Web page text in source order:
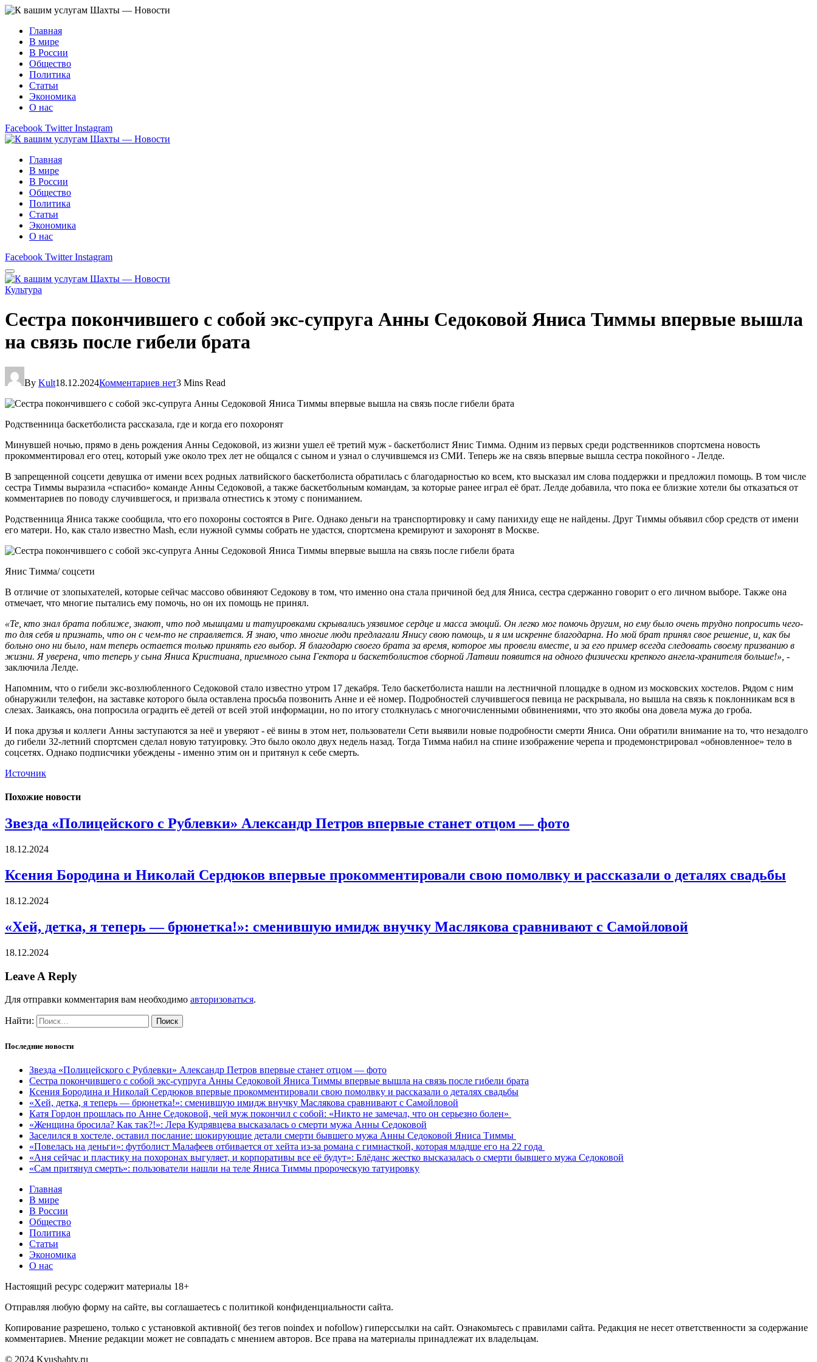
Главная
В мире
В России
Общество
Политика
Статьи
Экономика
О нас
Facebook Twitter Instagram
Главная
В мире
В России
Общество
Политика
Статьи
Экономика
О нас
Facebook Twitter Instagram
Культура
Сестра покончившего с собой экс-супруга Анны Седоковой Яниса Тиммы впервые вышла
на связь после гибели брата
By Kult18.12.2024Комментариев нет3 Mins Read
Родственница баскетболиста рассказала, где и когда его похоронят
Минувшей ночью, прямо в день рождения Анны Седоковой, из жизни ушел её третий муж - баскетболист Янис Тимма. Одним из первых среди родственников спортсмена новость
прокомментировал его отец, который уже около трех лет не общался с сыном и узнал о случившемся из СМИ. Теперь же на связь впервые вышла сестра покойного - Лелде.
В запрещенной соцсети девушка от имени всех родных латвийского баскетболиста обратилась с благодарностью ко всем, кто высказал им слова поддержки и предложил помощь. В том числе
сестра Тиммы выразила «спасибо» команде Анны Седоковой, а также баскетбольным командам, за которые ранее играл её брат. Лелде добавила, что пока ее близкие хотели бы отказаться от
комментариев по поводу случившегося, и призвала отнестись к этому с пониманием.
Родственница Яниса также сообщила, что его похороны состоятся в Риге. Однако деньги на транспортировку и саму панихиду еще не найдены. Друг Тиммы объявил сбор средств от имени
его матери. Но, как стало известно Mash, если нужной суммы собрать не удастся, спортсмена кремируют и захоронят в Москве.
Янис Тимма/ соцсети
В отличие от злопыхателей, которые сейчас массово обвиняют Седокову в том, что именно она стала причиной бед для Яниса, сестра сдержанно говорит о его личном выборе. Также она
отмечает, что многие пытались ему помочь, но он их помощь не принял.
«Те, кто знал брата поближе, знают, что под мышцами и татуировками скрывались уязвимое сердце и масса эмоций. Он легко мог помочь другим, но ему было очень трудно попросить чего-
то для себя и признать, что он с чем-то не справляется. Я знаю, что многие люди предлагали Янису свою помощь, и я им искренне благодарна. Но мой брат принял свое решение, и, как бы
больно оно ни было, нам теперь остается только принять его выбор. Я благодарю своего брата за время, которое мы провели вместе, и за его пример всегда следовать своему призванию в
жизни. Я уверена, что теперь у сына Яниса Кристиана, приемного сына Гектора и баскетболистов сборной Латвии появится на одного физически крепкого ангела-хранителя больше!», -
заключила Лелде.
Напомним, что о гибели экс-возлюбленного Седоковой стало известно утром 17 декабря. Тело баскетболиста нашли на лестничной площадке в одном из московских хостелов. Рядом с ним
обнаружили телефон, на заставке которого была оставлена просьба позвонить Анне и её номер. Подробностей случившегося певица не раскрывала, но вышла на связь к поклонникам вся в
слезах. Заикаясь, она попросила оградить её детей от всей этой информации, но по итогу столкнулась с многочисленными обвинениями, что это якобы она довела мужа до гроба.
И пока друзья и коллеги Анны заступаются за неё и уверяют - её вины в этом нет, пользователи Сети выявили новые подробности смерти Яниса. Они обратили внимание на то, что незадолго
до гибели 32-летний спортсмен сделал новую татуировку. Это было около двух недель назад. Тогда Тимма набил на спине изображение черепа и продемонстрировал «обновленное» тело в
соцсетях. Однако подписчики убеждены - именно этим он и притянул к себе смерть.
Источник
Похожие новости
Звезда «Полицейского с Рублевки» Александр Петров впервые станет отцом — фото
18.12.2024
Ксения Бородина и Николай Сердюков впервые прокомментировали свою помолвку и рассказали о деталях свадьбы
18.12.2024
«Хей, детка, я теперь — брюнетка!»: сменившую имидж внучку Маслякова сравнивают с Самойловой
18.12.2024
Leave A Reply
Для отправки комментария вам необходимо авторизоваться.
Найти:
Последние новости
Звезда «Полицейского с Рублевки» Александр Петров впервые станет отцом — фото
Сестра покончившего с собой экс-супруга Анны Седоковой Яниса Тиммы впервые вышла на связь после гибели брата
Ксения Бородина и Николай Сердюков впервые прокомментировали свою помолвку и рассказали о деталях свадьбы
«Хей, детка, я теперь — брюнетка!»: сменившую имидж внучку Маслякова сравнивают с Самойловой
Катя Гордон прошлась по Анне Седоковой, чей муж покончил с собой: «Никто не замечал, что он серьезно болен»
«Женщина бросила? Как так?!»: Лера Кудрявцева высказалась о смерти мужа Анны Седоковой
Заселился в хостеле, оставил послание: шокирующие детали смерти бывшего мужа Анны Седоковой Яниса Тиммы
«Повелась на деньги»: футболист Малафеев отбивается от хейта из-за романа с гимнасткой, которая младше его на 22 года
«Аня сейчас и пластику на похоронах выгуляет, и корпоративы все её будут»: Блёданс жестко высказалась о смерти бывшего мужа Седоковой
«Сам притянул смерть»: пользователи нашли на теле Яниса Тиммы пророческую татуировку
Главная
В мире
В России
Общество
Политика
Статьи
Экономика
О нас
Настоящий ресурс содержит материалы 18+
Отправляя любую форму на сайте, вы соглашаетесь с политикой конфиденциальности сайта.
Копирование разрешено, только с установкой активной( без тегов noindex и nofollow) гиперссылки на сайт. Ознакомьтесь с правилами сайта. Редакция не несет ответственности за содержание
комментариев. Мнение редакции может не совпадать с мнением авторов. Все права на материалы принадлежат их владельцам.
© 2024 Kvushahty.ru